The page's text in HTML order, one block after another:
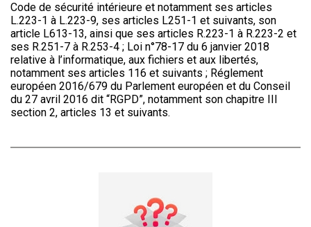
Code de sécurité intérieure et notamment ses articles
L.223-1 à L.223-9, ses articles L251-1 et suivants, son
article L613-13, ainsi que ses articles R.223-1 à R.223-2 et
ses R.251-7 à R.253-4 ; Loi n°78-17 du 6 janvier 2018
relative à l’informatique, aux fichiers et aux libertés,
notamment ses articles 116 et suivants ; Réglement
européen 2016/679 du Parlement européen et du Conseil
du 27 avril 2016 dit “RGPD”, notamment son chapitre III
section 2, articles 13 et suivants.